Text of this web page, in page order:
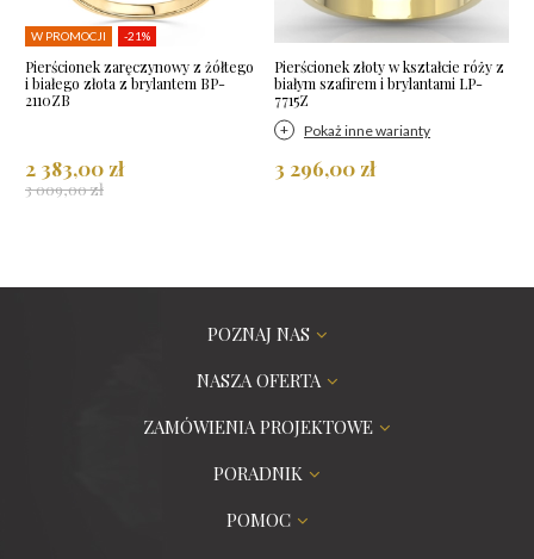
W PROMOCJI -21%
Pierścionek zaręczynowy z żółtego
i białego złota z brylantem BP-
2110ZB
2 383,00 zł
3 009,00 zł
Pierścionek złoty w kształcie róży z
białym szafirem i brylantami LP-
7715Z
Pokaż inne warianty
3 296,00 zł
POZNAJ NAS
NASZA OFERTA
ZAMÓWIENIA PROJEKTOWE
PORADNIK
POMOC